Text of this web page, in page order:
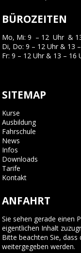
BÜROZEITEN
Mo, Mi: 9 – 12 Uhr &
Di, Do: 9 – 12 Uhr & 13
Fr: 9 – 12 Uhr & 13 – 16
SITEMAP
Kurse
Ausbildung
Fahrschule
News
Infos
Downloads
Tarife
Kontakt
ANFAHRT
Sie sehen gerade einen
eigentlichen Inhalt
Bitte beachten Sie,
weitergegeben werden.